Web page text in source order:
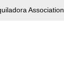
Association